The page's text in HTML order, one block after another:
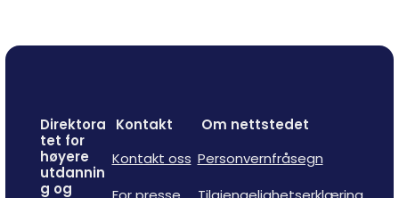
Direktora
tet for
høyere
utdannin
g og
Kontakt
Kontakt oss
Om nettstedet
Personvernfråsegn